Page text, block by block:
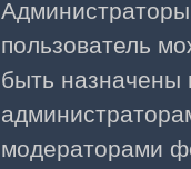
пользователь
быть назначены
модераторами